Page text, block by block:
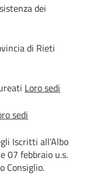
dei
di Rieti
Loro sedi
sedi
Iscritti all’Albo
07 febbraio u.s.
Consiglio.